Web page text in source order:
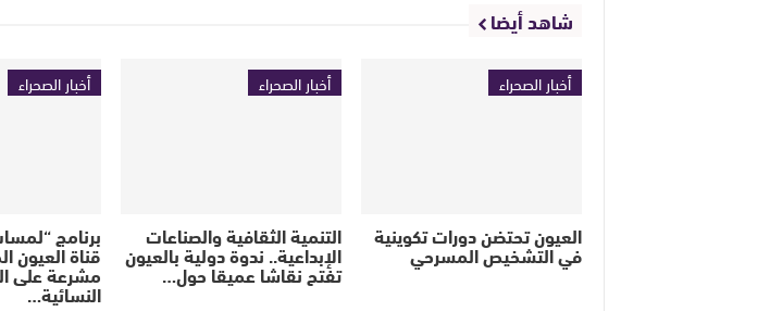
شاهد أيضا
أخبار الصحراء
العيون تحتضن دورات تكوينية
في التشخيص المسرحي
أخبار الصحراء
التنمية الثقافية والصناعات
الإبداعية.. ندوة دولية بالعيون
تفتح نقاشا عميقا حول…
أخبار الصحراء
برنامج
قناة العيون
مشرعة على
النسائية…